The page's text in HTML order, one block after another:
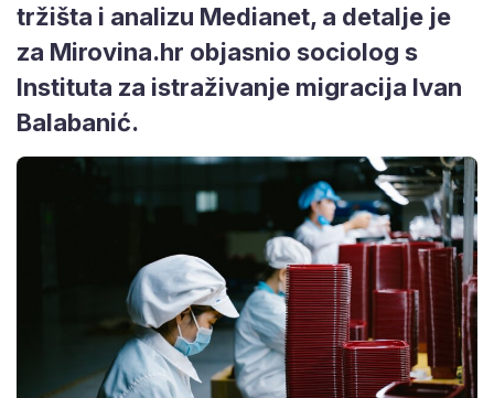
tržišta i analizu Medianet, a detalje je
za Mirovina.hr objasnio sociolog s
Instituta za istraživanje migracija Ivan
Balabanić.